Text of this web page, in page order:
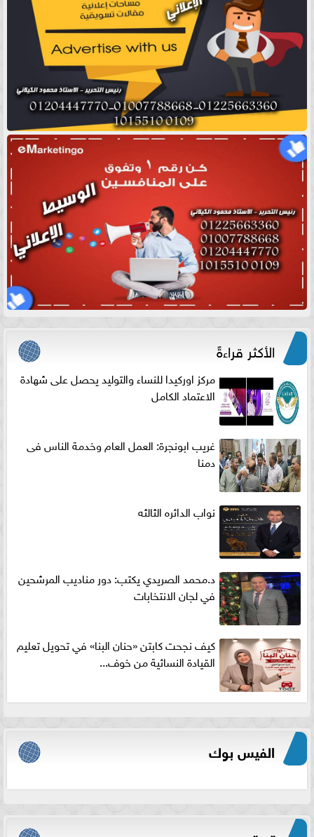
الأكثر قراءةً
مركز اوركيدا للنساء والتوليد يحصل على شهادة
الاعتماد الكامل
غريب ابونجرة: العمل العام وخدمة الناس فى
دمنا
نواب الدائره الثالثه
د.محمد الصريدي يكتب: دور مناديب المرشحين
في لجان الانتخابات
كيف نجحت كابتن «حنان البنا» في تحويل تعليم
القيادة النسائية من خوف...
الفيس بوك